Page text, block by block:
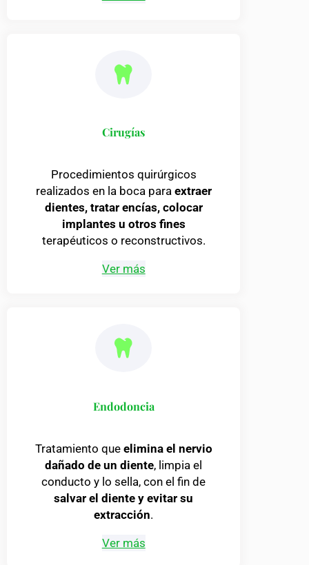
Cirugías
Procedimientos quirúrgicos
realizados en la boca para extraer
dientes, tratar encías, colocar
implantes u otros fines
terapéuticos o reconstructivos.
Ver más
Endodoncia
Tratamiento que elimina el nervio
dañado de un diente, limpia el
conducto y lo sella, con el fin de
salvar el diente y evitar su
extracción.
Ver más